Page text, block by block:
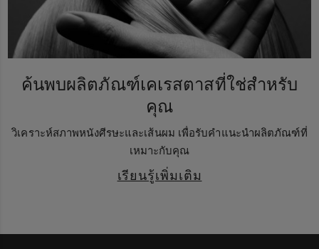
ค้นพบผลิตภัณฑ์เคเรสตาสที่ใช่สำหรับ
คุณ
วิเคราะห์สภาพหนังศีรษะและเส้นผม เพื่อรับคำแนะนำผลิตภัณฑ์ที่
เหมาะกับคุณ
เรียนรู้เพิ่มเติม